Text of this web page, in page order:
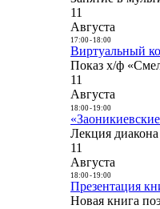
11
Августа
17:00- 18:00
Виртуальный
Показ х/ф
11
Августа
18:00- 19:00
Лекция
11
Августа
18:00- 19:00
Презентация
Новая книга